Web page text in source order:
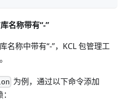
名称带有“-”
名称中带有“-”，KCL 包管理工
为例，通过以下命令添加